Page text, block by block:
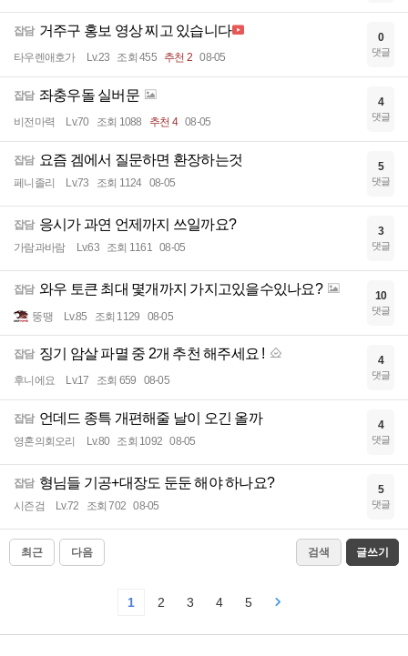
잡담 거주구 홍보 영상 찌고 있습니다
타우렌애호가 Lv.23 조회 455 추천 2 08-05
0
댓글
잡담 좌충우돌 실버문
비전마력 Lv.70 조회 1088 추천 4 08-05
4
댓글
잡담 요즘 겜에서 질문하면 환장하는것
페니졸리 Lv.73 조회 1124 08-05
5
댓글
잡담 응시가 과연 언제까지 쓰일까요?
가람과바람 Lv.63 조회 1161 08-05
3
댓글
잡담 와우 토큰 최대 몇개까지 가지고있을수있나요?
뚱땡 Lv.85 조회 1129 08-05
10
댓글
잡담 징기 암살 파멸 중 2개 추천 해주세요 !
후니에요 Lv.17 조회 659 08-05
4
댓글
잡담 언데드 종특 개편해줄 날이 오긴 올까
영혼의회오리 Lv.80 조회 1092 08-05
4
댓글
잡담 형님들 기공+대장도 둔둔 해야 하나요?
시즌검 Lv.72 조회 702 08-05
5
댓글
최근 다음 검색 글쓰기
1 2 3 4 5